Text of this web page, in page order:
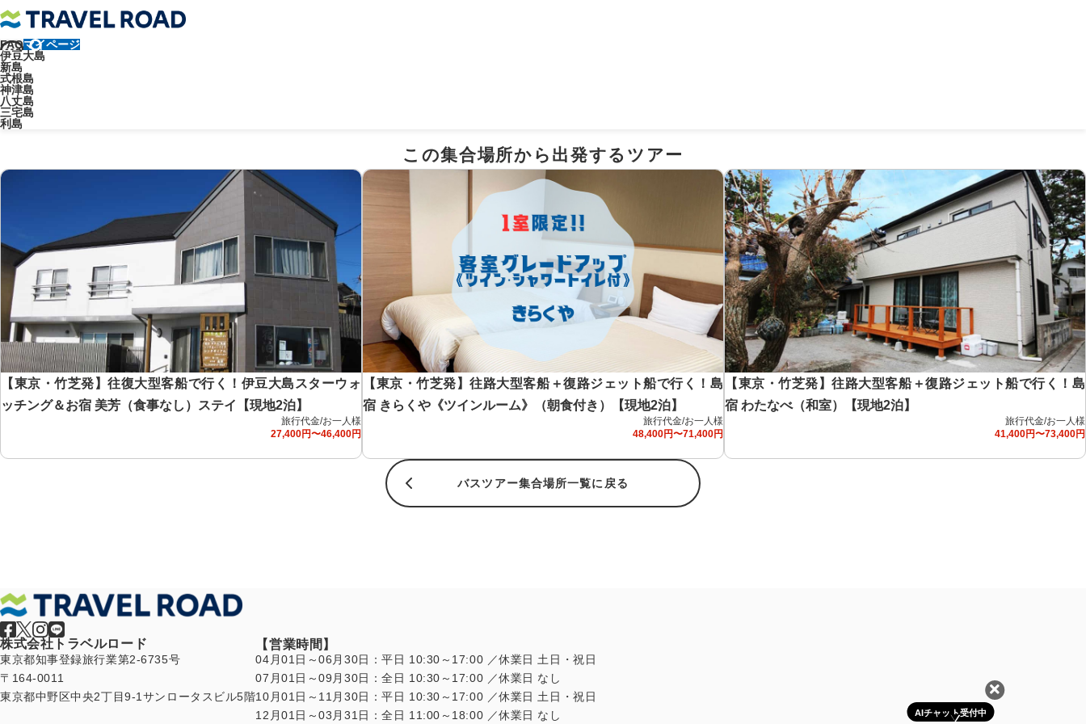
FAQマイページ
伊豆大島
新島
式根島
神津島
八丈島
三宅島
利島
トラベルロード
横浜港
この集合場所から出発するツアー
【東京・竹芝発】往復大型客船で行く！伊豆大島スターウォ
ッチング＆お宿 美芳（食事なし）ステイ【現地2泊】
旅行代金/お一人様
27,400円〜46,400円
【東京・竹芝発】往路大型客船＋復路ジェット船で行く！島
宿 きらくや《ツインルーム》（朝食付き）【現地2泊】
旅行代金/お一人様
48,400円〜71,400円
【東京・竹芝発】往路大型客船＋復路ジェット船で行く！島
宿 わたなべ（和室）【現地2泊】
旅行代金/お一人様
41,400円〜73,400円
バスツアー集合場所一覧に戻る
株式会社トラベルロード
東京都知事登録旅行業第2-6735号
〒164-0011
東京都中野区中央2丁目9-1サンロータスビル5階
【営業時間】
04月01日～06月30日：平日 10:30～17:00 ／休業日 土日・祝日
07月01日～09月30日：全日 10:30～17:00 ／休業日 なし
10月01日～11月30日：平日 10:30～17:00 ／休業日 土日・祝日
12月01日～03月31日：全日 11:00～18:00 ／休業日 なし
AIチャット受付中